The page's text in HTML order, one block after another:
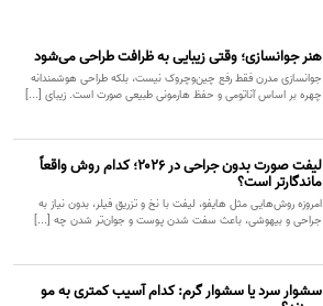
هنر جوانسازی؛ وقتی زیبایی به ظرافت طراحی می‌شود
جوانسازی مدرن فقط رفع چین‌وچروک نیست، بلکه طراحی هوشمندانه
چهره بر اساس آناتومی و حفظ هارمونی طبیعی صورت است. زیبای [...]
لیفت صورت بدون جراحی در ۲۰۲۶؛ کدام روش واقعاً
ماندگارتر است؟
امروزه روش‌هایی مثل هایفو، لیفت با نخ و تزریق فیلر، بدون نیاز به
جراحی و بیهوشی، باعث سفت شدن پوست و جوان‌تر شدن چه [...]
سشوار سرد یا سشوار گرم: کدام آسیب کمتری به مو